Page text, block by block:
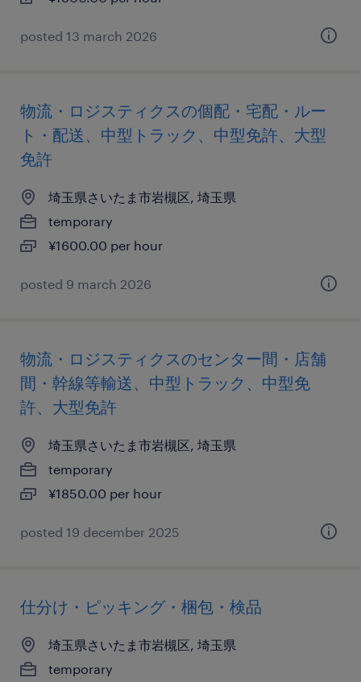
posted 13 march 2026
物流・ロジスティクスの個配・宅配・ルー
ト・配送、中型トラック、中型免許、大型
免許
埼玉県さいたま市岩槻区, 埼玉県
temporary
¥1600.00 per hour
posted 9 march 2026
物流・ロジスティクスのセンター間・店舗
間・幹線等輸送、中型トラック、中型免
許、大型免許
埼玉県さいたま市岩槻区, 埼玉県
temporary
¥1850.00 per hour
posted 19 december 2025
仕分け・ピッキング・梱包・検品
埼玉県さいたま市岩槻区, 埼玉県
temporary